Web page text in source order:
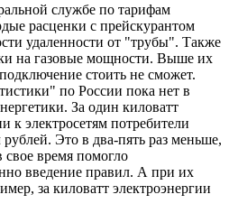
службе по тарифам
расценки с прейскурантом
удаленности от "трубы". Также
на газовые мощности. Выше их
стоить не сможет.
по России пока нет в
За один киловатт
электросетям потребители
рублей. Это в два-пять раз меньше,
время помогло
введение правил. А при их
за киловатт электроэнергии